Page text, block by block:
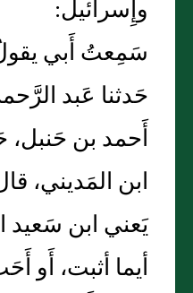
وإِسرائيل:
سَمِعتُ أَبي
حَدثنا عَبد
أَحمد بن حَنبل،
ابن المَديني،
يَعني ابن سَعيد
أيما أثبت، أَو